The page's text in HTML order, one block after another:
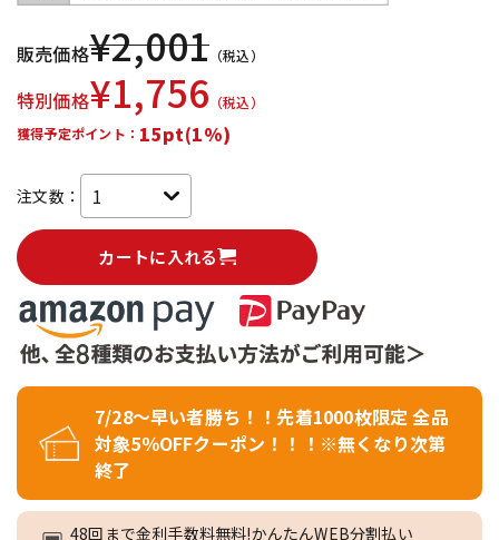
販売価格¥2,001 （税込）
特別価格¥1,756 （税込）
獲得予定ポイント： 15pt(1%)
注文数：
カートに入れる
7/28～早い者勝ち！！先着1000枚限定 全品
対象5％OFFクーポン！！！※無くなり次第
終了
48回まで金利手数料無料!かんたんWEB分割払い